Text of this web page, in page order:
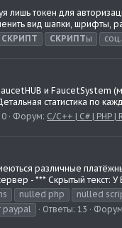
лишь токен для
вид шапки, шрифты,
СКРИПТ СКРИПТы
и FaucetSystem
статистика по
Форум: С/C++ | C# | PHP |
различные
- *** Скрытый текст: У
nulled php nulled
paypal Ответы: 13